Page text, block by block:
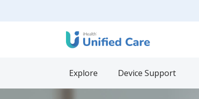
Explore Device Support